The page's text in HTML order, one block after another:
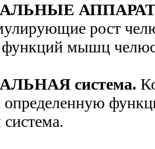
рост
мышц
система.